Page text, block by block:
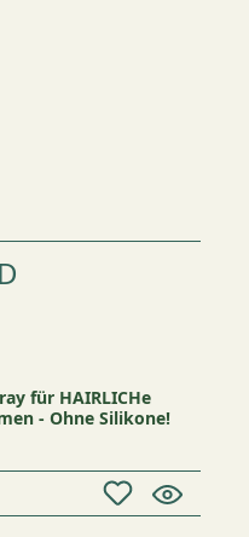
für HAIRLICHe
- Ohne Silikone!